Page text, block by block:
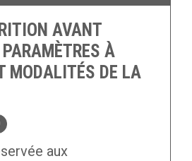
AVANT
À
MODALITÉS DE LA
aux